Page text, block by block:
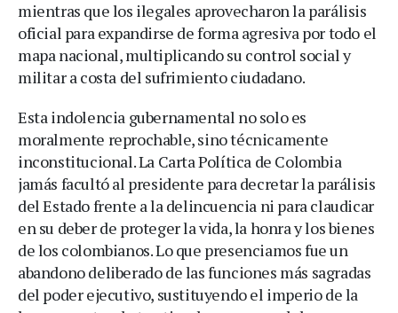
mientras que los ilegales aprovecharon la parálisis
oficial para expandirse de forma agresiva por todo el
mapa nacional, multiplicando su control social y
militar a costa del sufrimiento ciudadano.
Esta indolencia gubernamental no solo es
moralmente reprochable, sino técnicamente
inconstitucional. La Carta Política de Colombia
jamás facultó al presidente para decretar la parálisis
del Estado frente a la delincuencia ni para claudicar
en su deber de proteger la vida, la honra y los bienes
de los colombianos. Lo que presenciamos fue un
abandono deliberado de las funciones más sagradas
del poder ejecutivo, sustituyendo el imperio de la